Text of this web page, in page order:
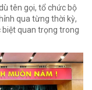
tên gọi, tổ chức bộ
qua từng thời kỳ,
quan trọng trong